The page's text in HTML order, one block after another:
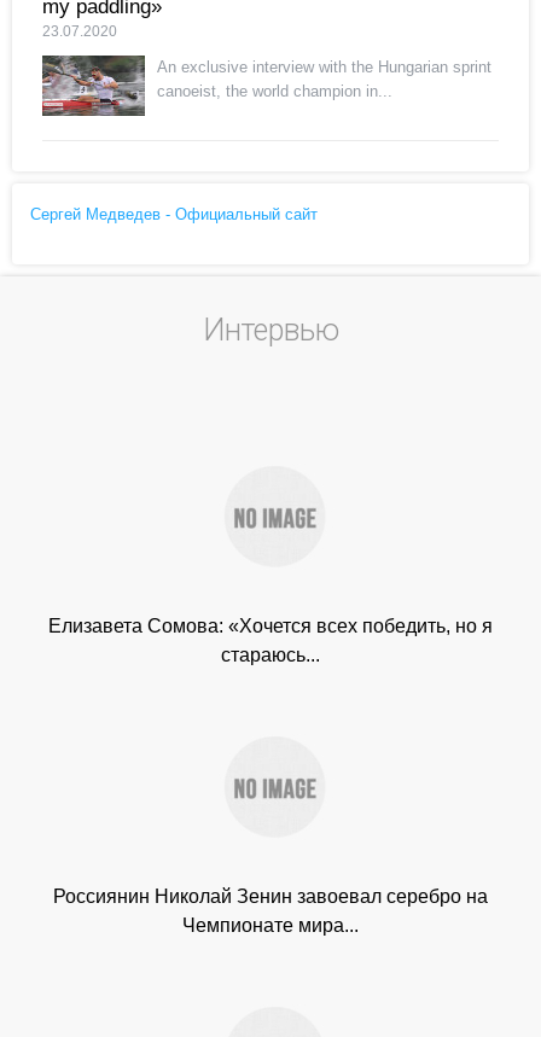
my paddling»
23.07.2020
An exclusive interview with the Hungarian sprint
canoeist, the world champion in...
Сергей Медведев - Официальный сайт
Интервью
Елизавета Сомова: «Хочется всех победить, но я
стараюсь...
Россиянин Николай Зенин завоевал серебро на
Чемпионате мира...